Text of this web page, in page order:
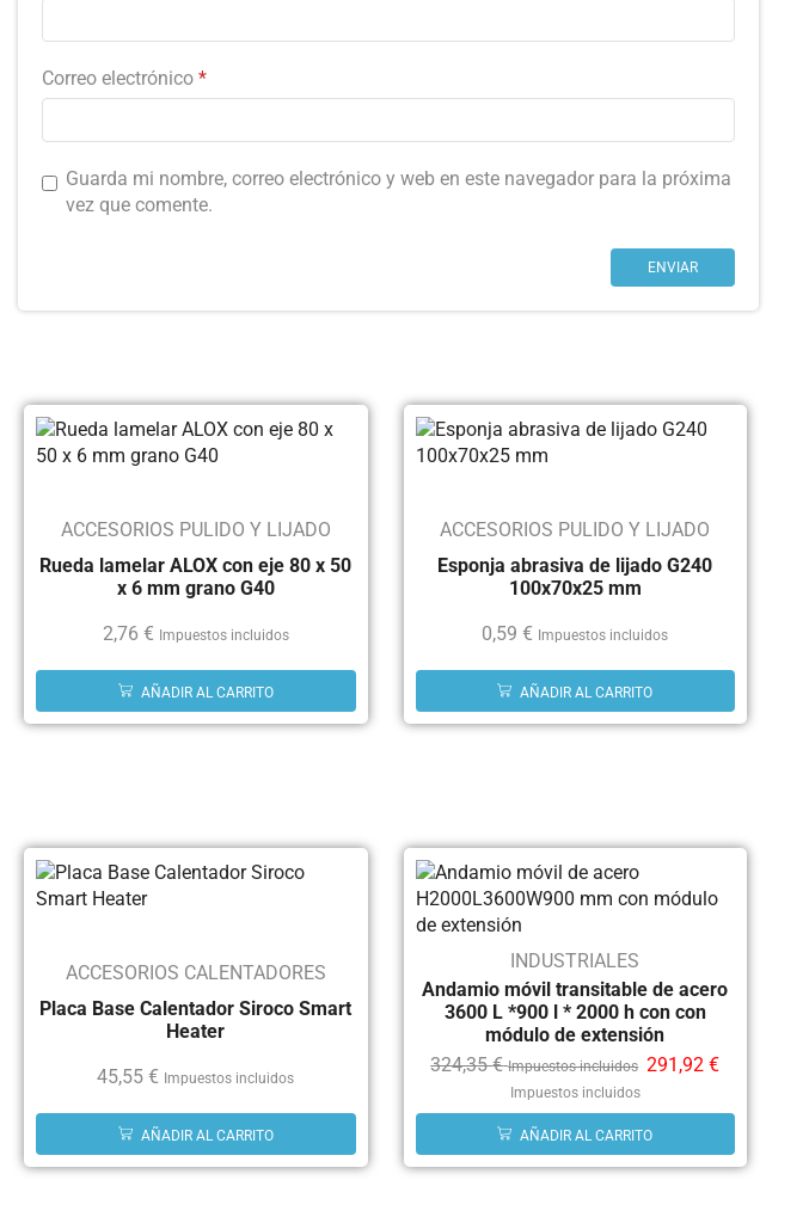
Correo electrónico *
Guarda mi nombre, correo electrónico y web en este navegador para la próxima
vez que comente.
ACCESORIOS PULIDO Y LIJADO
Rueda lamelar ALOX con eje 80 x 50
x 6 mm grano G40
2,76 € Impuestos incluidos
AÑADIR AL CARRITO
ACCESORIOS PULIDO Y LIJADO
Esponja abrasiva de lijado G240
100x70x25 mm
0,59€ Impuestos incluidos
AÑADIR AL CARRITO
ACCESORIOS CALENTADORES
Placa Base Calentador Siroco Smart
Heater
45,55€ Impuestos incluidos
AÑADIR AL CARRITO
INDUSTRIALES
Andamio móvil transitable de acero
3600 L *900 l * 2000 h con con
módulo de extensión
324,35€ Impuestos incluidos 291,92€
Impuestos incluidos
AÑADIR AL CARRITO